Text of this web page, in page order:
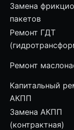
Замена
пакетов
Ремонт ГДТ
Ремонт
Капитальный
АКПП
Замена АКПП
(контрактная)